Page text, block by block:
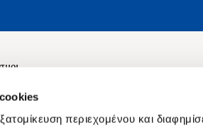
περιεχομένου και